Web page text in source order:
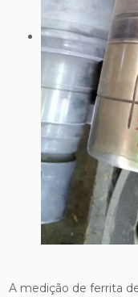
A medição de ferrita